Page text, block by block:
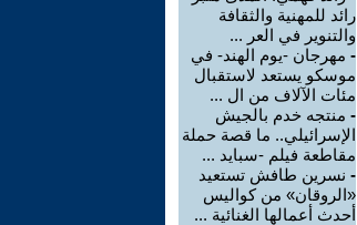
رائد للمهنية والثقافة
والتنوير في العر ...
- مهرجان -يوم الهند- في
موسكو يستعد لاستقبال
مئات الآلاف من ال ...
- منتجه خدم بالجيش
الإسرائيلي.. ما قصة حملة
مقاطعة فيلم -سبايد ...
- نسرين طافش تستعيد
«الروقان» من كواليس
أحدث أعمالها الغنائية ...